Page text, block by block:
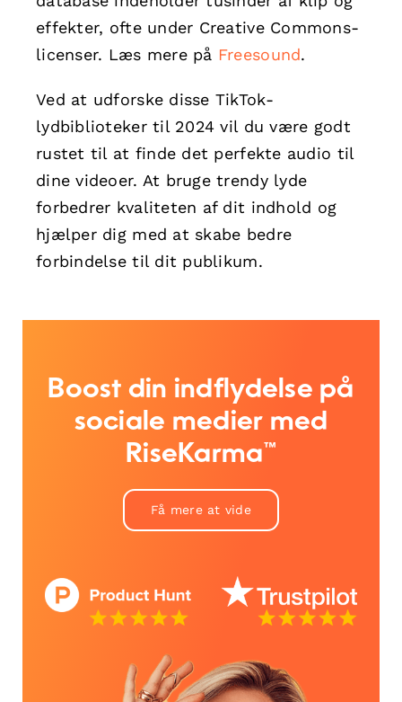
effekter, ofte under Creative Commons-
licenser. Læs mere på Freesound.
Ved at udforske disse TikTok-
lydbiblioteker til 2024 vil du være godt
rustet til at finde det perfekte audio til
dine videoer. At bruge trendy lyde
forbedrer kvaliteten af dit indhold og
hjælper dig med at skabe bedre
forbindelse til dit publikum.
Boost din indflydelse på
sociale medier med
RiseKarma™
Få mere at vide